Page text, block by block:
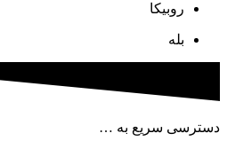
روبیکا
بله
دسترسی سریع به …